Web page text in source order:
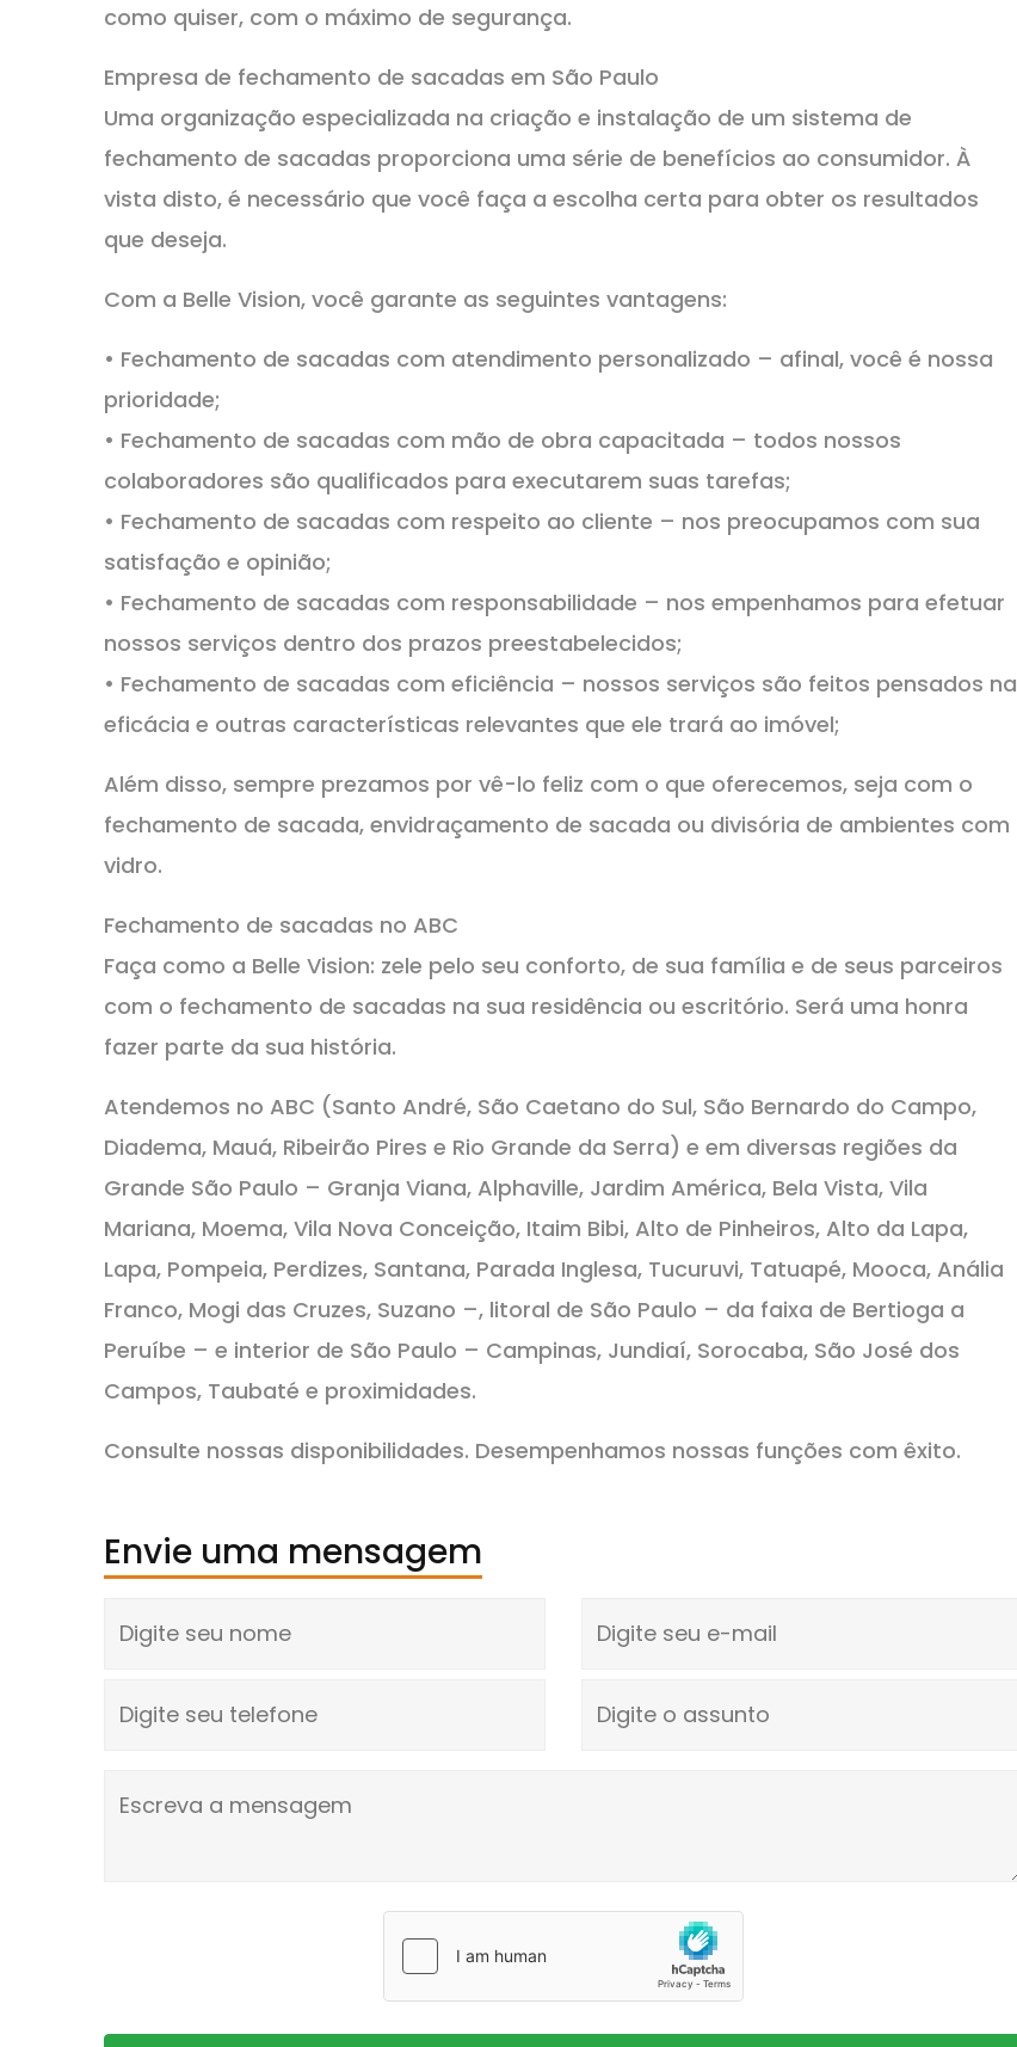
como quiser, com o máximo de segurança.
Empresa de fechamento de sacadas em São Paulo
Uma organização especializada na criação e instalação de um sistema de
fechamento de sacadas proporciona uma série de benefícios ao consumidor. À
vista disto, é necessário que você faça a escolha certa para obter os resultados
que deseja.
Com a Belle Vision, você garante as seguintes vantagens:
• Fechamento de sacadas com atendimento personalizado – afinal, você é nossa
prioridade;
• Fechamento de sacadas com mão de obra capacitada – todos nossos
colaboradores são qualificados para executarem suas tarefas;
• Fechamento de sacadas com respeito ao cliente – nos preocupamos com sua
satisfação e opinião;
• Fechamento de sacadas com responsabilidade – nos empenhamos para efetuar
nossos serviços dentro dos prazos preestabelecidos;
• Fechamento de sacadas com eficiência – nossos serviços são feitos pensados na
eficácia e outras características relevantes que ele trará ao imóvel;
Além disso, sempre prezamos por vê-lo feliz com o que oferecemos, seja com o
fechamento de sacada, envidraçamento de sacada ou divisória de ambientes com
vidro.
Fechamento de sacadas no ABC
Faça como a Belle Vision: zele pelo seu conforto, de sua família e de seus parceiros
com o fechamento de sacadas na sua residência ou escritório. Será uma honra
fazer parte da sua história.
Atendemos no ABC (Santo André, São Caetano do Sul, São Bernardo do Campo,
Diadema, Mauá, Ribeirão Pires e Rio Grande da Serra) e em diversas regiões da
Grande São Paulo – Granja Viana, Alphaville, Jardim América, Bela Vista, Vila
Mariana, Moema, Vila Nova Conceição, Itaim Bibi, Alto de Pinheiros, Alto da Lapa,
Lapa, Pompeia, Perdizes, Santana, Parada Inglesa, Tucuruvi, Tatuapé, Mooca, Anália
Franco, Mogi das Cruzes, Suzano –, litoral de São Paulo – da faixa de Bertioga a
Peruíbe – e interior de São Paulo – Campinas, Jundiaí, Sorocaba, São José dos
Campos, Taubaté e proximidades.
Consulte nossas disponibilidades. Desempenhamos nossas funções com êxito.
Envie uma mensagem